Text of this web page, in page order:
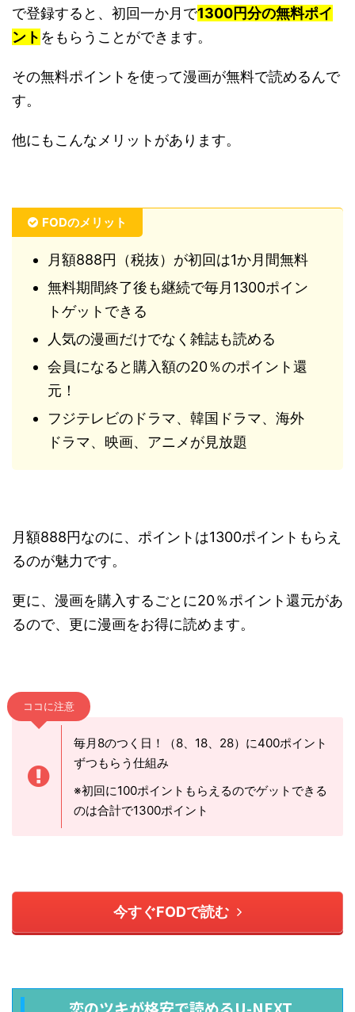
で登録すると、初回一か月で1300円分の無料ポイ
ント をもらうことができます。
その無料ポイントを使って漫画が無料で読めるんで
す。
他にもこんなメリットがあります。
FODのメリット
月額888円（税抜）が初回は1か月間無料
無料期間終了後も継続で毎月1300ポイン
トゲットできる
人気の漫画だけでなく雑誌も読める
会員になると購入額の20％のポイント還
元！
フジテレビのドラマ、韓国ドラマ、海外
ドラマ、映画、アニメが見放題
月額888円なのに、ポイントは1300ポイントもらえ
るのが魅力です。
更に、漫画を購入するごとに20％ポイント還元があ
るので、更に漫画をお得に読めます。
ココに注意
毎月8のつく日！（8、18、28）に400ポイント
ずつもらう仕組み
※初回に100ポイントもらえるのでゲットできる
のは合計で1300ポイント
今すぐFODで読む